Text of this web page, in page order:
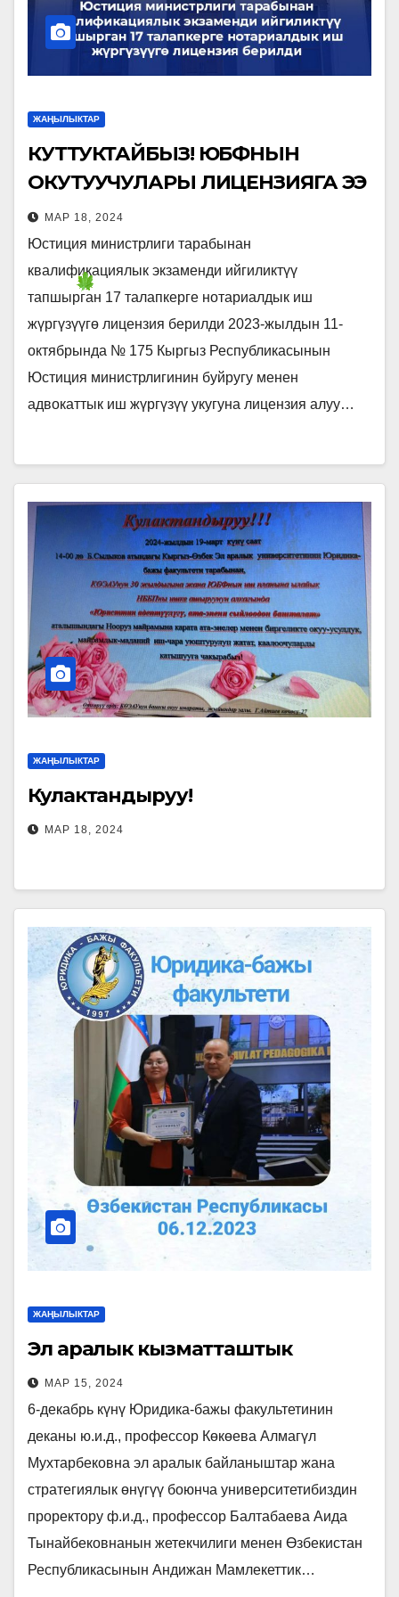
ЖАҢЫЛЫКТАР
КУТТУКТАЙБЫЗ! ЮБФНЫН
ОКУТУУЧУЛАРЫ ЛИЦЕНЗИЯГА ЭЭ
БОЛДУ.
МАР 18, 2024
Юстиция министрлиги тарабынан
квалификациялык экзаменди ийгиликтүү
тапшырган 17 талапкерге нотариалдык иш
жүргүзүүгө лицензия берилди 2023-жылдын 11-
октябрында № 175 Кыргыз Республикасынын
Юстиция министрлигинин буйругу менен
адвокаттык иш жүргүзүү укугуна лицензия алуу…
ЖАҢЫЛЫКТАР
Кулактандыруу!
МАР 18, 2024
ЖАҢЫЛЫКТАР
Эл аралык кызматташтык
МАР 15, 2024
6-декабрь күнү Юридика-бажы факультетинин
деканы ю.и.д., профессор Көкөева Алмагүл
Мухтарбековна эл аралык байланыштар жана
стратегиялык өнүгүү боюнча университетибиздин
проректору ф.и.д., профессор Балтабаева Аида
Тынайбековнанын жетекчилиги менен Өзбекистан
Республикасынын Андижан Мамлекеттик…